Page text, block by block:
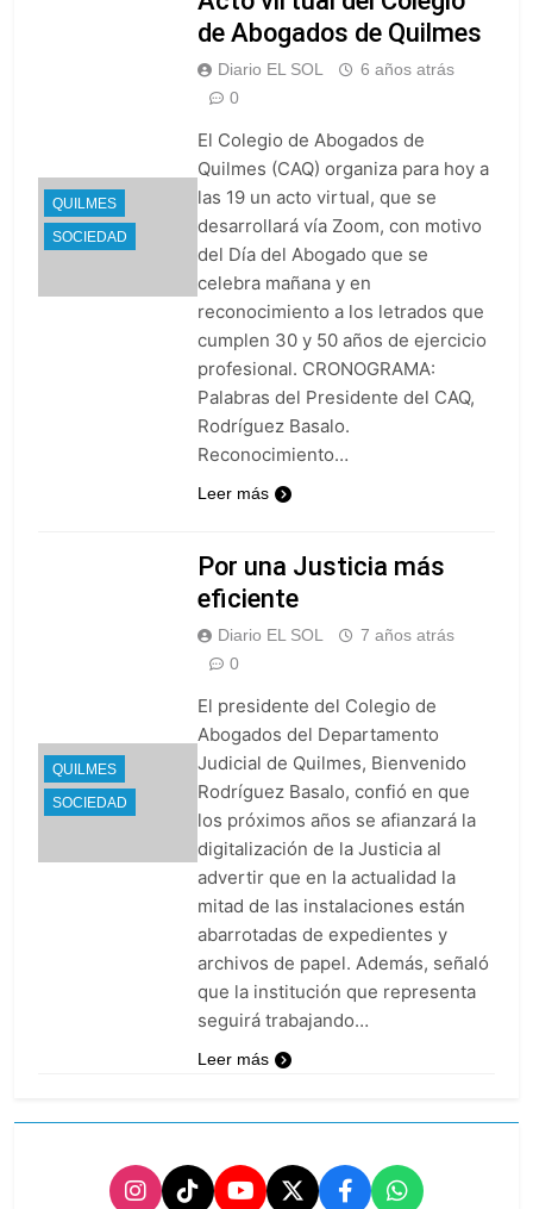
QUILMES
SOCIEDAD
de Abogados de Quilmes
Diario EL SOL
6 años atrás
0
El Colegio de Abogados de
Quilmes (CAQ) organiza para hoy a
las 19 un acto virtual, que se
desarrollará vía Zoom, con motivo
del Día del Abogado que se
celebra mañana y en
reconocimiento a los letrados que
cumplen 30 y 50 años de ejercicio
profesional. CRONOGRAMA:
Palabras del Presidente del CAQ,
Rodríguez Basalo.
Reconocimiento…
Leer más
QUILMES
SOCIEDAD
Por una Justicia más
eficiente
Diario EL SOL
7 años atrás
0
El presidente del Colegio de
Abogados del Departamento
Judicial de Quilmes, Bienvenido
Rodríguez Basalo, confió en que
los próximos años se afianzará la
digitalización de la Justicia al
advertir que en la actualidad la
mitad de las instalaciones están
abarrotadas de expedientes y
archivos de papel. Además, señaló
que la institución que representa
seguirá trabajando…
Leer más